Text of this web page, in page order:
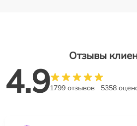
Отзывы
4.91799 отзывов 5358